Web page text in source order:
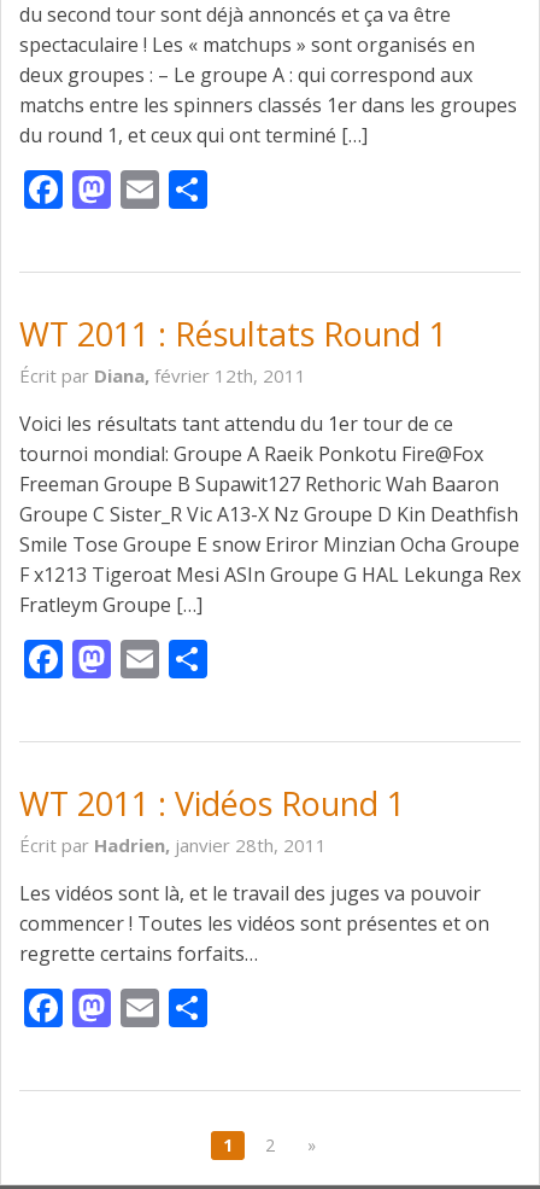
du second tour sont déjà annoncés et ça va être
spectaculaire ! Les « matchups » sont organisés en
deux groupes : – Le groupe A : qui correspond aux
matchs entre les spinners classés 1er dans les groupes
du round 1, et ceux qui ont terminé […]
Facebook
Mastodon
Email
WT 2011 : Résultats Round 1
Écrit par Diana, février 12th, 2011
Voici les résultats tant attendu du 1er tour de ce
tournoi mondial: Groupe A Raeik Ponkotu Fire@Fox
Freeman Groupe B Supawit127 Rethoric Wah Baaron
Groupe C Sister_R Vic A13-X Nz Groupe D Kin Deathfish
Smile Tose Groupe E snow Eriror Minzian Ocha Groupe
F x1213 Tigeroat Mesi ASIn Groupe G HAL Lekunga Rex
Fratleym Groupe […]
Facebook
Mastodon
Email
WT 2011 : Vidéos Round 1
Écrit par Hadrien, janvier 28th, 2011
Les vidéos sont là, et le travail des juges va pouvoir
commencer ! Toutes les vidéos sont présentes et on
regrette certains forfaits…
Facebook
Mastodon
Email
1 2 »